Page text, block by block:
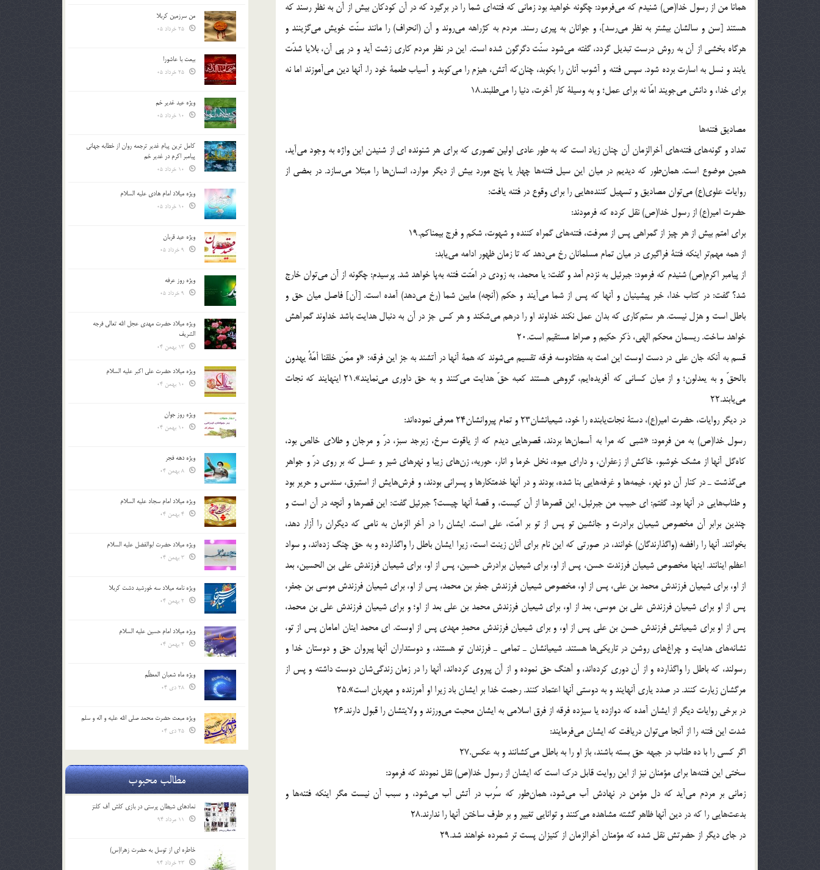
همانا من از رسول خدا(ص) شنيدم كه مي‌فرمود: چگونه خواهيد بود زماني كه‌ فتنه‌اي شما را در برگيرد كه در آن كودكان بيش از آن به نظر رسند كه
هستند [سن و سالشان بيشتر به نظر مي‌رسد]، و جوانان به پيري رسند. مردم به كژراهه مي‌روند و آن (انحراف) را مانند سنّت خويش مي‌گزينند و
هرگاه بخشي از آن به روش درست تبديل گردد، گفته مي‌شود سنّت دگرگون شده است. اين در نظر مردم كاري زشت آيد و در پي آن، بلايا شدّت
يابند و نسل به اسارت برده شود. سپس فتنه و آشوب آنان را بكوبد، چنان‌كه آتش، هيزم را مي‌كوبد و آسياب طعمة خود را. آنها دين مي‌آموزند اما نه
براي خدا، و دانش مي‌جويند امّا نه براي عمل؛ و به وسيلة كار آخرت، دنيا را مي‌طلبند.18
مصاديق فتنه‌ها
تعداد و گونه‌هاي فتنه‌هاي آخرالزمان آن چنان زياد است كه به طور عادي اولين تصوري كه براي هر شنونده اي از شنيدن اين واژه به وجود مي‌آيد،
همين موضوع است. همان‌طور كه ديديم در ميان اين سيل فتنه‌ها چهار يا پنج مورد بيش از ديگر موارد، انسان‌ها را مبتلا مي‌سازد. در بعضي از
روايات علوي(ع) مي‌توان مصاديق و تسهيل كننده‌هايي را براي وقوع در فتنه يافت:
حضرت امير(ع) از رسول خدا(ص) نقل كرده كه فرمودند:
براي امتم بيش از هر چيز از گمراهي پس از معرفت، فتنه‌هاي گمراه كننده و شهوت، شكم و فرج بيمناكم.19
از همه مهم‌تر اينكه فتنة فراگيري در ميان تمام مسلمانان رخ مي‌دهد كه تا زمان ظهور ادامه مي‌يابد:
از پيامبر اكرم(ص) شنيدم كه فرمود: جبرئيل به نزدم آمد و گفت: يا محمد، به زودي در امّتت فتنه به‌پا خواهد شد. پرسيدم: چگونه از آن مي‌توان خارج
شد؟ گفت: در كتاب خدا، خبر پيشينيان و آنها كه پس از شما مي‌آيند و حكم (آنچه) مابين شما (رخ مي‌دهد) آمده است. [آن] فاصل ميان حق و
باطل است و هزل نيست. هر ستم‌كاري كه بدان عمل نكند خداوند او را درهم مي‌شكند و هر كس جز در آن به دنبال هدايت باشد خداوند گمراهش
خواهد ساخت. ريسمان محكم الهي، ذكر حكيم و صراط مستقيم است.20
قسم به آنكه جان علي در دست اوست اين امت به هفتادوسه فرقه تقسيم مي‌شوند كه همة آنها در آتشند به جز اين فرقه: «و ممّن خلقنا أمّةٌ يهدون
بالحقّ و به يعدلون؛ و از ميان كساني كه آفريده‌ايم، گروهي هستند كعبه حقّ هدايت مي‌كنند و به حق داوري مي‌نمايند».21 اينهايند كه نجات
مي‌يابند.22
در ديگر روايات، حضرت امير(ع)، دستة نجات‌يابنده را خود، شيعيانشان23 و تمام پيروانشان24 معرفي نموده‌اند:
رسول خدا(ص) به من فرمود: «شبي كه مرا به آسمان‌ها بردند، قصرهايي ديدم كه از ياقوت سرخ، زبرجد سبز، درّ و مرجان و طلاي خالص بود،
كاه‌گل آنها از مشك خوشبو، خاكش از زعفران، و داراي ميوه، نخل خرما و انار، حوريه، زن‌هاي زيبا و نهرهاي شير و عسل كه بر روي درّ و جواهر
مي‌گذشت ـ در كنار آن دو نهر، خيمه‌ها و غرفه‌هايي بنا شده، بودند و در آنها خدمتكارها و پسراني بودند، و فرش‌هايش از استبرق، سندس و حرير بود
و طناب‌هايي در آنها بود. گفتم: اي حبيب من جبرئيل، اين قصرها از آن كيست، و قصة آنها چيست؟ جبرئيل گفت: اين قصرها و آنچه در آن است و
چندين برابر آن مخصوص شيعيان برادرت و جانشين تو پس از تو بر امّت، علي است. ايشان را در آخر الزمان به نامي كه ديگران را آزار دهد،
بخوانند. آنها را رافضه (واگذارندگان) خوانند، در صورتي كه اين نام براي آنان زينت است، زيرا ايشان باطل را واگذارده و به حق چنگ زده‌اند، و سواد
اعظم اينانند. اينها مخصوص شيعيان فرزندت حسن، پس از او، براي شيعيان برادرش حسين، پس از او، براي شيعيان فرزندش علي بن الحسين، بعد
از او، براي شيعيان فرزندش محمد بن علي، پس از او، مخصوص شيعيان فرزندش جعفر بن محمد، پس از او، براي شيعيان فرزندش موسي بن جعفر،
پس از او براي شيعيان فرزندش علي بن موسي، بعد از او، براي شيعيان فرزندش محمد بن علي بعد از او؛ و براي شيعيان فرزندش علي بن محمد،
پس از او براي شيعيانش فرزندش حسن بن علي پس از او، و براي شيعيان فرزندش محمدِ مهدي پس از اوست. اي‌ محمد اينان امامان پس از تو،
نشانه‌هاي هدايت و چراغ‌هاي روشن در تاريكي‌ها هستند. شيعيانشان ـ تمامي ـ فرزندان تو هستند، و دوستداران آنها پيروان حق و دوستان خدا و
رسولند، كه باطل را واگذارده و از آن دوري كرده‌اند، و آهنگ حق نموده و از آن پيروي كرده‌اند، آنها را در زمان زندگي‌شان دوست داشته و پس از
مرگشان زيارت كنند. در صدد ياري آنهايند و به دوستي آنها اعتماد كنند. رحمت خدا بر ايشان باد زيرا او آمرزنده و مهربان است».25
در برخي روايات ديگر از ايشان آمده كه دوازده يا سيزده فرقه از فرق اسلامي به ايشان محبت مي‌ورزند و ولايتشان را قبول دارند.26
شدت اين فتنه را از آنجا مي‌توان دريافت كه ايشان مي‌فرمايند:
اگر كسي را با ده طناب در جبهه حق بسته باشند، باز او را به باطل مي‌كشانند و به عكس.27
سختي اين فتنه‌ها براي مؤمنان نيز از اين روايت قابل درك است كه ايشان از رسول خدا(ص) نقل نمودند كه فرمود:
زماني بر مردم مي‌آيد كه دل مؤمن در نهادش آب مي‌شود، همان‌طور كه سُرب در آتش آب مي‌شود، و سبب آن نيست مگر اينكه فتنه‌ها و
بدعت‌هايي را كه در دين آنها ظاهر گشته مشاهده مي‌كنند و توانايي تغيير و بر طرف ساختن آنها را ندارند.28
در جاي ديگر از حضرتش نقل شده كه مؤمنان آخرالزمان از كنيزان پست تر شمرده خواهند شد.29
من سرزمین کربلا
بیعت با عاشورا
ویژه عید غدیر خم
کامل ترین پیام غدیر ترجمه روان از خطابه جهانی
پیامبر اکرم در غدیر خم
ویژه میلاد امام هادی علیه السلام
ویژه عید قربان
ویژه روز عرفه
ویژه میلاد حضرت مهدی عجل الله تعالی فرجه
الشريف
ویژه میلاد حضرت علی اکبر علیه السلام
ویژه روز جوان
ویژه دهه فجر
ویژه میلاد امام سجاد علیه السلام
ویژه میلاد حضرت ابوالفضل علیه السلام
ویژه نامه میلاد سه خورشید دشت کربلا
ویژه میلاد امام حسین علیه السلام
ویژه ماه شعبان المعظّم
ویژه مبعث حضرت محمد صلی الله علیه و اله و سلم
مطالب محبوب
نمادهای شیطان پرستی در بازی کلش آف کلنز
خاطره ای از توسل به حضرت زهرا(س)